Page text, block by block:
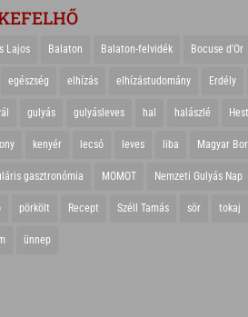
Lajos Balaton Balaton-felvidék Bocuse d'Or
egészség elhízás elhízástudomány Erdély
gulyás gulyásleves hal halászlé
kenyér lecsó leves liba Magyar
gasztronómia MOMOT Nemzeti Gulyás Nap
pörkölt Recept Széll Tamás sör tokaj
ünnep